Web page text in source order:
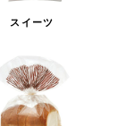
スイーツ